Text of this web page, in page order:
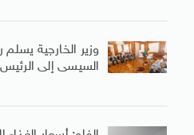
وزير الخارجية
السيسى إلى